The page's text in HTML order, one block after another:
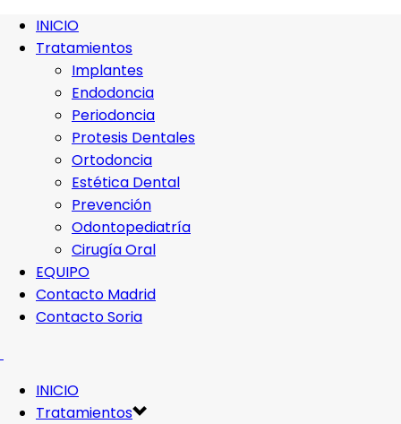
INICIO
Tratamientos
Implantes
Endodoncia
Periodoncia
Protesis Dentales
Ortodoncia
Estética Dental
Prevención
Odontopediatría
Cirugía Oral
EQUIPO
Contacto Madrid
Contacto Soria
INICIO
Tratamientos